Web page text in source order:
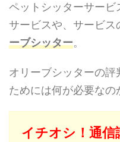
ペットシッターサー
サービスや、サービ
ーブシッター。
オリーブシッターの評
ためには何が必要なの
イチオシ！通信